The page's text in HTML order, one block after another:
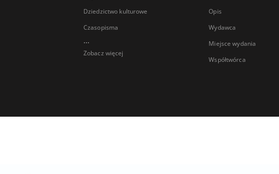
Dziedzictwo kulturowe
Czasopisma
...
Zobacz więcej
Opis
Wydawca
Miejsce wydania
Współtwórca